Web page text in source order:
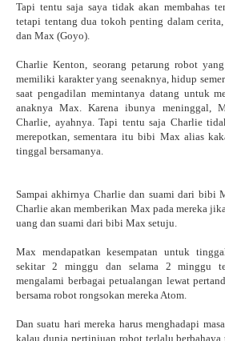
Tapi tentu saja saya tidak akan membahas
tetapi tentang dua tokoh penting dalam
dan Max (Goyo).
Charlie Kenton, seorang petarung robot
memiliki karakter yang seenaknya, hidup
saat pengadilan memintanya datang untuk
anaknya Max. Karena ibunya meninggal,
Charlie, ayahnya. Tapi tentu saja Charlie
merepotkan, sementara itu bibi Max alias
tinggal bersamanya.
Sampai akhirnya Charlie dan suami dari bibi
Charlie akan memberikan Max pada mereka
uang dan suami dari bibi Max setuju.
Max mendapatkan kesempatan untuk
sekitar 2 minggu dan selama 2 minggu
mengalami berbagai petualangan lewat
bersama robot rongsokan mereka Atom.
Dan suatu hari mereka harus menghadapi
kalau dunia pertinjuan robot terlalu